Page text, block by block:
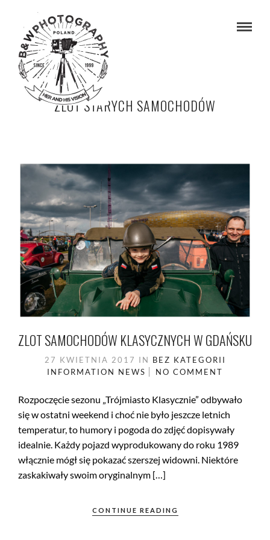
ZLOT STARYCH SAMOCHODÓW
ZLOT SAMOCHODÓW KLASYCZNYCH W GDAŃSKU
27 KWIETNIA 2017 IN BEZ KATEGORII
INFORMATION NEWS NO COMMENT
Rozpoczęcie sezonu „Trójmiasto Klasycznie” odbywało
się w ostatni weekend i choć nie było jeszcze letnich
temperatur, to humory i pogoda do zdjęć dopisywały
idealnie. Każdy pojazd wyprodukowany do roku 1989
włącznie mógł się pokazać szerszej widowni. Niektóre
zaskakiwały swoim oryginalnym […]
CONTINUE READING